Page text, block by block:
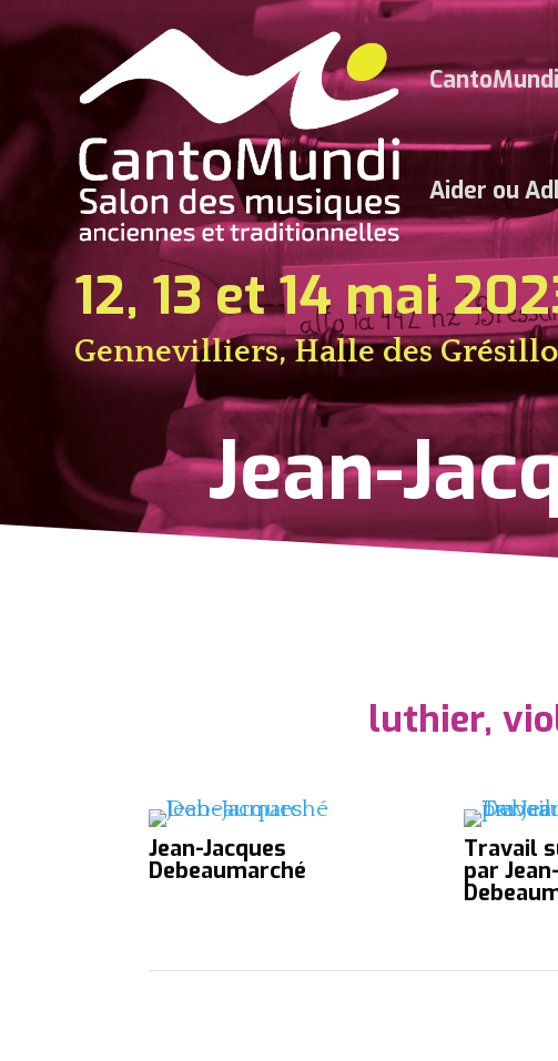
Aider ou
12, 13 et 14 mai
Gennevilliers, Halle des
Jean-
luthier,
Jean-Jacques
Debeaumarché
Travail
par